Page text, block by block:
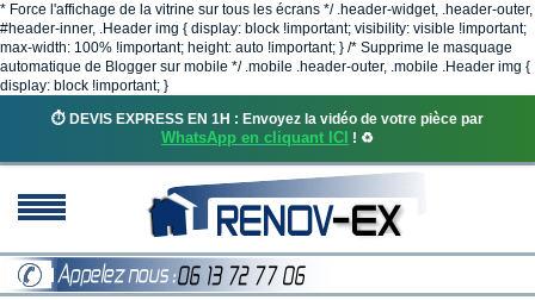
* Force l'affichage de la vitrine sur tous les écrans */ .header-widget, .header-outer,
#header-inner, .Header img { display: block !important; visibility: visible !important;
max-width: 100% !important; height: auto !important; } /* Supprime le masquage
automatique de Blogger sur mobile */ .mobile .header-outer, .mobile .Header img {
display: block !important; }
⏱️ DEVIS EXPRESS EN 1H : Envoyez la vidéo de votre pièce par
WhatsApp en cliquant ICI ! ♻️